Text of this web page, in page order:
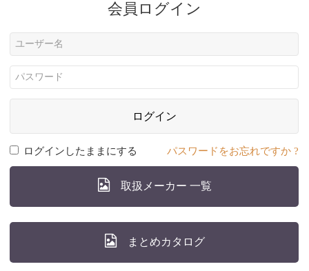
会員ログイン
ログイン
ログインしたままにする パスワードをお忘れですか ?
取扱メーカー 一覧
まとめカタログ